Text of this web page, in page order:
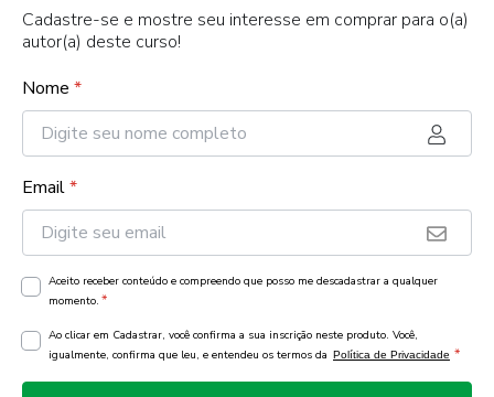
Cadastre-se e mostre seu interesse em comprar para o(a)
autor(a) deste curso!
Nome *
Email*
Aceito receber conteúdo e compreendo que posso me descadastrar a qualquer
momento. *
Ao clicar em Cadastrar, você confirma a sua inscrição neste produto. Você,
igualmente, confirma que leu, e entendeu os termos da Política de Privacidade *